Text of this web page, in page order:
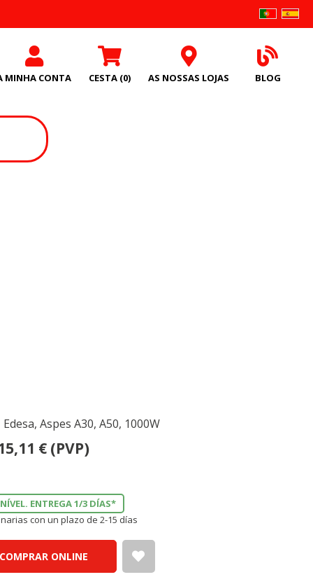
MINHA CONTA CESTA (0) AS NOSSAS LOJAS BLOG
Aspes A30, A50, 1000W
€ (PVP)
ENTREGA 1/3 DÍAS*
con un plazo de 2-15 días
ONLINE